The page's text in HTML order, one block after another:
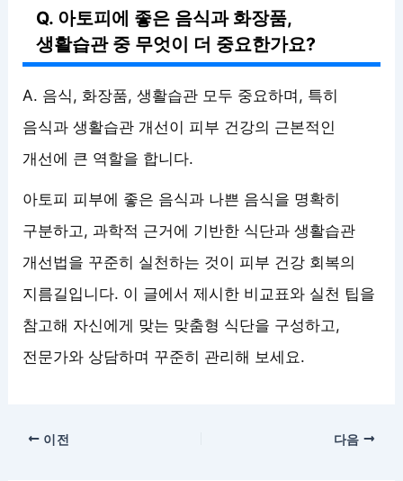
Q. 아토피에 좋은 음식과 화장품,
생활습관 중 무엇이 더 중요한가요?
A. 음식, 화장품, 생활습관 모두 중요하며, 특히
음식과 생활습관 개선이 피부 건강의 근본적인
개선에 큰 역할을 합니다.
아토피 피부에 좋은 음식과 나쁜 음식을 명확히
구분하고, 과학적 근거에 기반한 식단과 생활습관
개선법을 꾸준히 실천하는 것이 피부 건강 회복의
지름길입니다. 이 글에서 제시한 비교표와 실천 팁을
참고해 자신에게 맞는 맞춤형 식단을 구성하고,
전문가와 상담하며 꾸준히 관리해 보세요.
이전 다음